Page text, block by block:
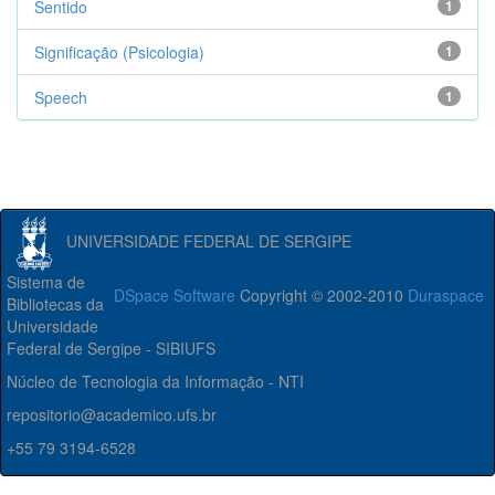
1
Sentido
1
Significação (Psicologia)
1
Speech
UNIVERSIDADE FEDERAL DE SERGIPE
DSpace Software Copyright © 2002-2010 Duraspace
Sistema de
Bibliotecas da
Universidade
Federal de Sergipe - SIBIUFS
Núcleo de Tecnologia da Informação - NTI
repositorio@academico.ufs.br
+55 79 3194-6528